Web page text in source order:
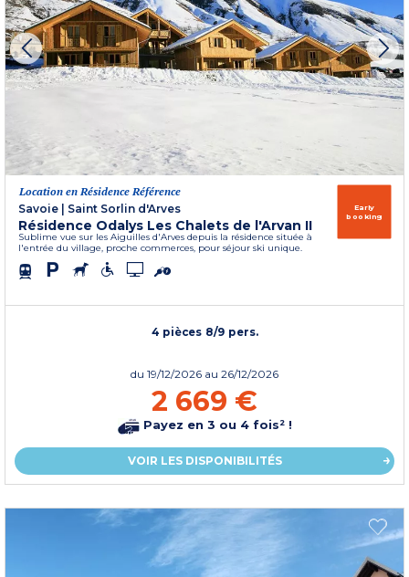
Location en Résidence Référence
Savoie
Saint Sorlin d'Arves
Résidence Odalys Les Chalets de l'Arvan II
Sublime vue sur les Aiguilles d'Arves depuis la résidence située à
l'entrée du village, proche commerces, pour séjour ski unique.
Early
booking
4 pièces 8/9 pers.
du 19/12/2026 au 26/12/2026
2 669 €
Payez en 3 ou 4 fois² !
VOIR LES DISPONIBILITÉS